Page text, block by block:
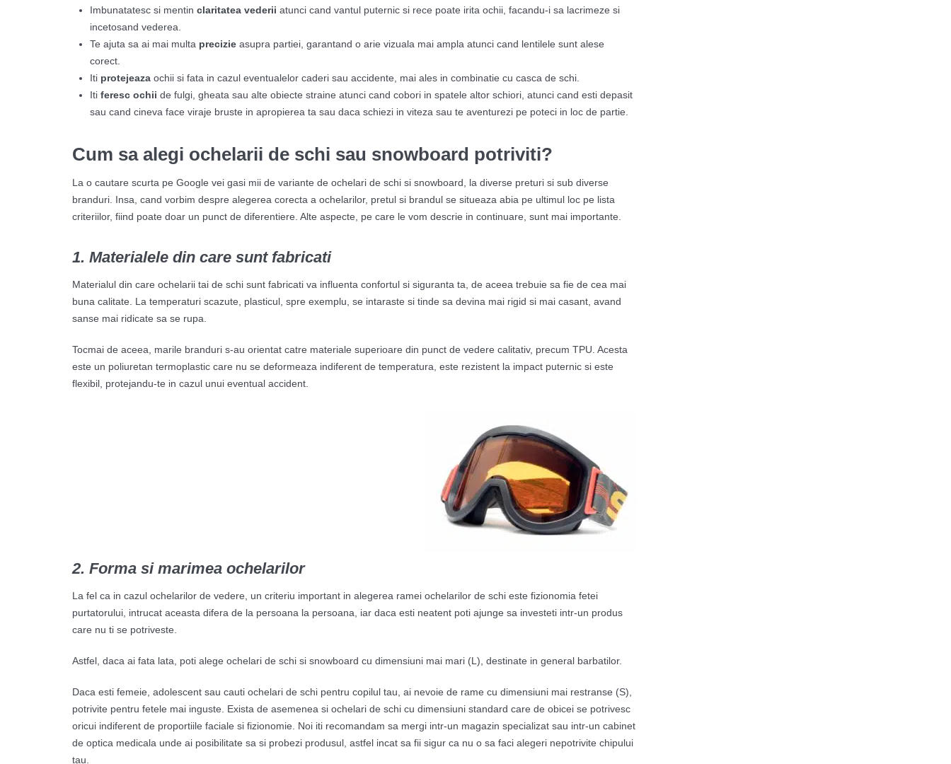
Imbunatatesc si mentin claritatea vederii atunci cand vantul puternic si rece poate irita ochii, facandu-i sa lacrimeze si
incetosand vederea.
Te ajuta sa ai mai multa precizie asupra partiei, garantand o arie vizuala mai ampla atunci cand lentilele sunt alese
corect.
Iti protejeaza ochii si fata in cazul eventualelor caderi sau accidente, mai ales in combinatie cu casca de schi.
Iti feresc ochii de fulgi, gheata sau alte obiecte straine atunci cand cobori in spatele altor schiori, atunci cand esti depasit
sau cand cineva face viraje bruste in apropierea ta sau daca schiezi in viteza sau te aventurezi pe poteci in loc de partie.
Cum sa alegi ochelarii de schi sau snowboard potriviti?
La o cautare scurta pe Google vei gasi mii de variante de ochelari de schi si snowboard, la diverse preturi si sub diverse
branduri. Insa, cand vorbim despre alegerea corecta a ochelarilor, pretul si brandul se situeaza abia pe ultimul loc pe lista
criteriilor, fiind poate doar un punct de diferentiere. Alte aspecte, pe care le vom descrie in continuare, sunt mai importante.
1. Materialele din care sunt fabricati
Materialul din care ochelarii tai de schi sunt fabricati va influenta confortul si siguranta ta, de aceea trebuie sa fie de cea mai
buna calitate. La temperaturi scazute, plasticul, spre exemplu, se intaraste si tinde sa devina mai rigid si mai casant, avand
sanse mai ridicate sa se rupa.
Tocmai de aceea, marile branduri s-au orientat catre materiale superioare din punct de vedere calitativ, precum TPU. Acesta
este un poliuretan termoplastic care nu se deformeaza indiferent de temperatura, este rezistent la impact puternic si este
flexibil, protejandu-te in cazul unui eventual accident.
2. Forma si marimea ochelarilor
La fel ca in cazul ochelarilor de vedere, un criteriu important in alegerea ramei ochelarilor de schi este fizionomia fetei
purtatorului, intrucat aceasta difera de la persoana la persoana, iar daca esti neatent poti ajunge sa investeti intr-un produs
care nu ti se potriveste.
Astfel, daca ai fata lata, poti alege ochelari de schi si snowboard cu dimensiuni mai mari (L), destinate in general barbatilor.
Daca esti femeie, adolescent sau cauti ochelari de schi pentru copilul tau, ai nevoie de rame cu dimensiuni mai restranse (S),
potrivite pentru fetele mai inguste. Exista de asemenea si ochelari de schi cu dimensiuni standard care de obicei se potrivesc
oricui indiferent de proportiile faciale si fizionomie. Noi iti recomandam sa mergi intr-un magazin specializat sau intr-un cabinet
de optica medicala unde ai posibilitate sa si probezi produsul, astfel incat sa fii sigur ca nu o sa faci alegeri nepotrivite chipului
tau.